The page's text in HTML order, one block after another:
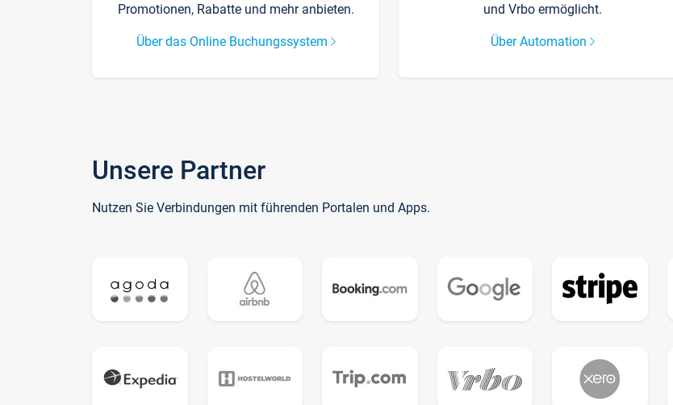
Promotionen, Rabatte und mehr anbieten.
Über das Online Buchungssystem
und Vrbo ermöglicht.
Über Automation
Unsere Partner
Nutzen Sie Verbindungen mit führenden Portalen und Apps.